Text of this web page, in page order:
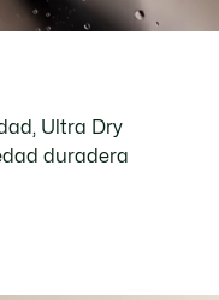
Ultra Dry
duradera